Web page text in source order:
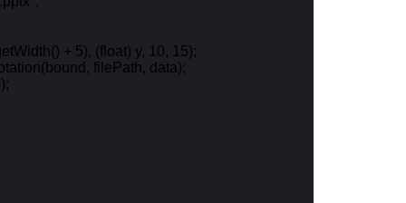
+ 5), (float) y, 10, 15);
filePath, data);